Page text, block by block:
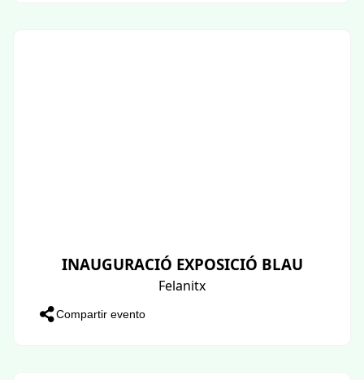
INAUGURACIÓ EXPOSICIÓ BLAU
Felanitx
Compartir evento